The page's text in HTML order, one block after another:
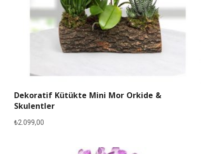
Dekoratif Kütükte Mini Mor Orkide &
Skulentler
₺2.099,00